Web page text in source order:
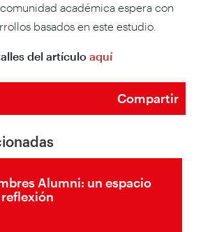
académica espera con
basados en este estudio.
del artículo aquí
Compartir
Alumni: un espacio